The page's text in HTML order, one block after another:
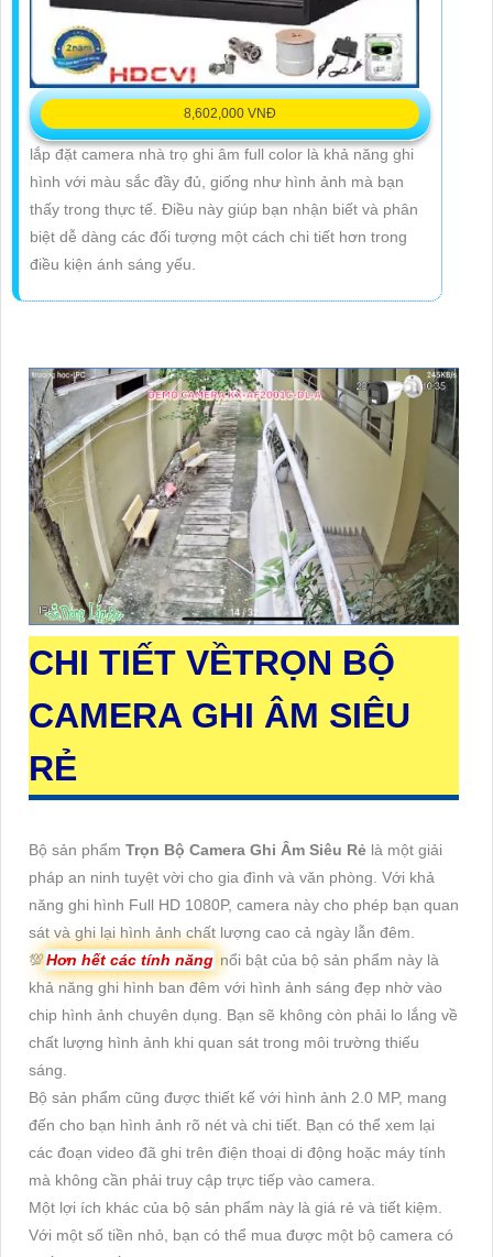
8,602,000 VNĐ
lắp đặt camera nhà trọ ghi âm full color là khả năng ghi
hình với màu sắc đầy đủ, giống như hình ảnh mà bạn
thấy trong thực tế. Điều này giúp bạn nhận biết và phân
biệt dễ dàng các đối tượng một cách chi tiết hơn trong
điều kiện ánh sáng yếu.
CHI TIẾT VỀTRỌN BỘ
CAMERA GHI ÂM SIÊU
RẺ
Bộ sản phẩm Trọn Bộ Camera Ghi Âm Siêu Rẻ là một giải
pháp an ninh tuyệt vời cho gia đình và văn phòng. Với khả
năng ghi hình Full HD 1080P, camera này cho phép bạn quan
sát và ghi lại hình ảnh chất lượng cao cả ngày lẫn đêm.
💯Hơn hết các tính năng nổi bật của bộ sản phẩm này là
khả năng ghi hình ban đêm với hình ảnh sáng đẹp nhờ vào
chip hình ảnh chuyên dụng. Bạn sẽ không còn phải lo lắng về
chất lượng hình ảnh khi quan sát trong môi trường thiếu
sáng.
Bộ sản phẩm cũng được thiết kế với hình ảnh 2.0 MP, mang
đến cho bạn hình ảnh rõ nét và chi tiết. Bạn có thể xem lại
các đoạn video đã ghi trên điện thoại di động hoặc máy tính
mà không cần phải truy cập trực tiếp vào camera.
Một lợi ích khác của bộ sản phẩm này là giá rẻ và tiết kiệm.
Với một số tiền nhỏ, bạn có thể mua được một bộ camera có